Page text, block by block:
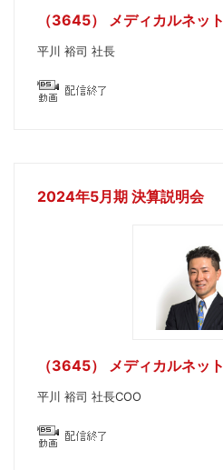
（3645） メディカルネット
平川 裕司 社長
2024年5月期 決算説明会
（3645） メディカルネット
平川 裕司 社長COO